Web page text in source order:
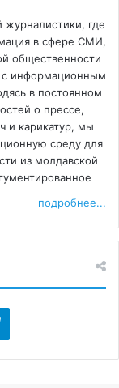
где
в сфере СМИ,
общественности
с информационным
в постоянном
о прессе,
и карикатур, мы
среду для
из молдавской
подробнее...
Telegram